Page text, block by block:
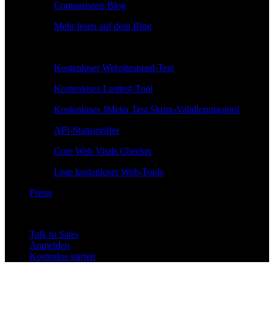
Comparisons Blog
Mehr lesen auf dem Blog
Kostenloser Websitespeed-Test
Kostenloses Lasttest-Tool
Kostenloses JMeter Test Skript-Validierungstool
API-Statusprüfer
Core Web Vitals Checker
Liste kostenloser Web-Tools
Preise
Talk to Sales
Anmelden
Kostenlos starten